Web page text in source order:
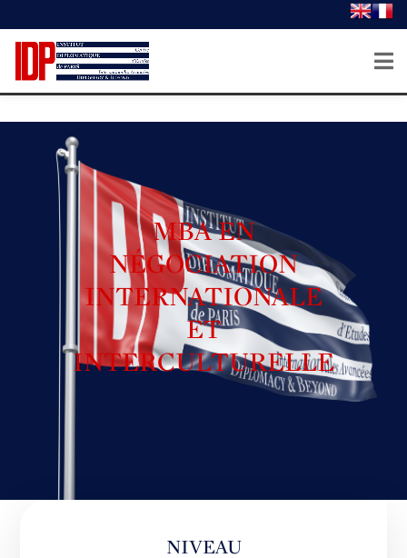
MBA EN
NÉGOCIATION
INTERNATIONALE
ET
INTERCULTURELLE
NIVEAU